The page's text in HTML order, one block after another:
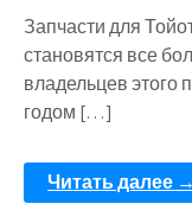
Запчасти для
становятся все
владельцев этого
годом […]
Читать далее →